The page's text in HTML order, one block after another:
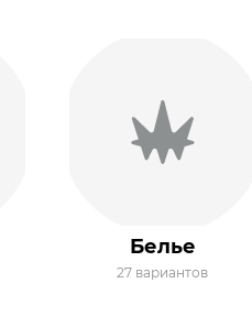
Белье
27 вариантов